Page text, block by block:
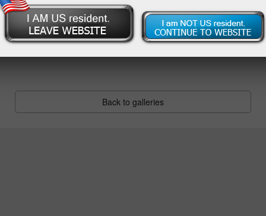
Back to galleries